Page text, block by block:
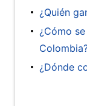
¿Quién
¿Cómo
¿Dónde